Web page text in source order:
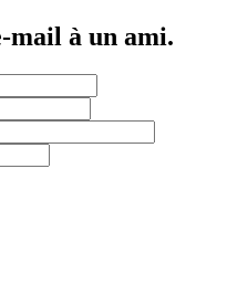
mail à un ami.